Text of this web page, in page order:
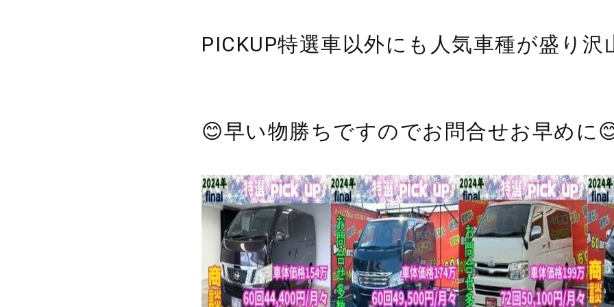
PICKUP特選車以外にも人気車種が盛り沢
😊早い物勝ちですのでお問合せお早めに